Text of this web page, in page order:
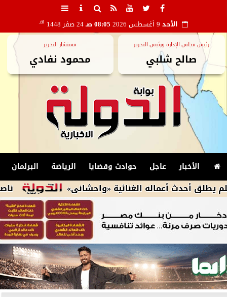
الأحد 08:05 صـ 24 صفر 1448 هـ
رئيس مجلس الإدارة ورئيس التحرير
صالح شلبي
مستشار التحرير
محمود نفادي
الأخبار عاجل حوادث وقضايا الرياضة البرلمان
ناصر ماهر يعانى أعماله الغنائية «واحشانى»